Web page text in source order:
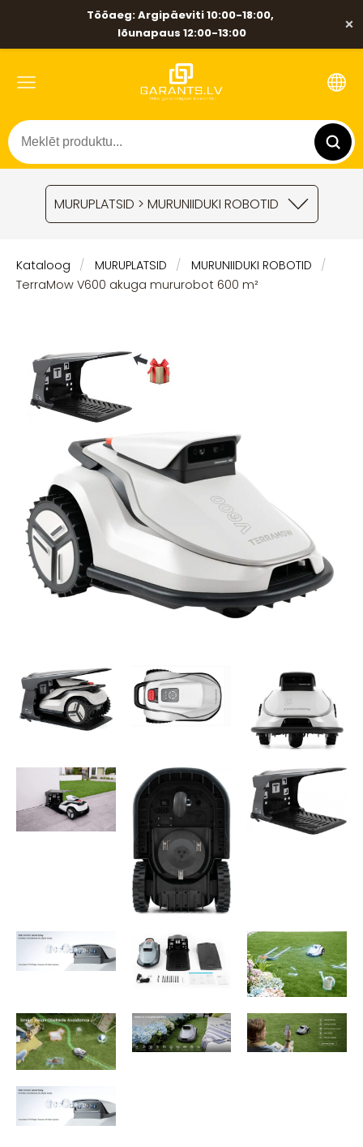
Tööaeg: Argipäeviti 10:00-18:00,
lõunapaus 12:00-13:00
×
MURUPLATSID > MURUNIIDUKI ROBOTID
Kataloog MURUPLATSID
MURUNIIDUKI ROBOTID
TerraMow V600 akuga mururobot 600 m²